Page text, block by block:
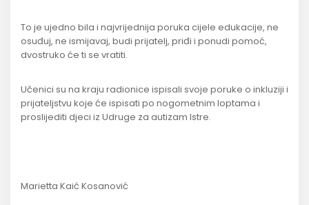
To je ujedno bila i najvrijednija poruka cijele edukacije, ne
osuđuj, ne ismijavaj, budi prijatelj, priđi i ponudi pomoć,
dvostruko će ti se vratiti.
Učenici su na kraju radionice ispisali svoje poruke o inkluziji i
prijateljstvu koje će ispisati po nogometnim loptama i
proslijediti djeci iz Udruge za autizam Istre.
Marietta Kaić Kosanović